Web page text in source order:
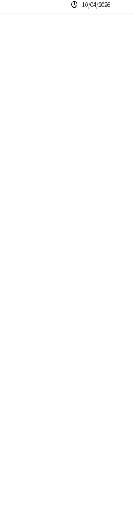
10/04/2026